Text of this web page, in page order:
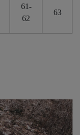
61-
62
63